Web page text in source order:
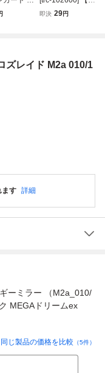
レイド
１枚（在
古】 ポケモンカー
即決 29円
ズレイド M2a 010/1
ます 詳細
ーミラー （M2a_010/
MEGAドリームex
同じ製品の価格を比較 （5件）